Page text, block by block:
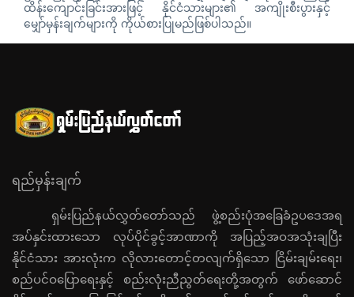
ထိန်းကျောင်းခြင်းအားဖြင့် နိုင်ငံသားများ၏ အကျိုးစီးပွားနှင့်
မျှော်မှန်းချက်များကို ကိုယ်စားပြုမည်ဖြစ်ပါသည်။
ရည်မှန်းချက်
ရှမ်းပြည်နယ်လွှတ်တော်သည် ဖွဲ့စည်းပုံအခြေခံဥပဒေအရ
အပ်နှင်းထားသော လုပ်ပိုင်ခွင့်အာဏာကို အပြည့်အဝအသုံးချပြီး
နိုင်ငံသား အားလုံးက လိုလားတောင့်တလျက်ရှိသော ငြိမ်းချမ်းရေး၊
စည်ပင်ဝပြောရေးနှင့် စည်းလုံးညီညွတ်ရေးတို့အတွက် ဖော်ဆောင်